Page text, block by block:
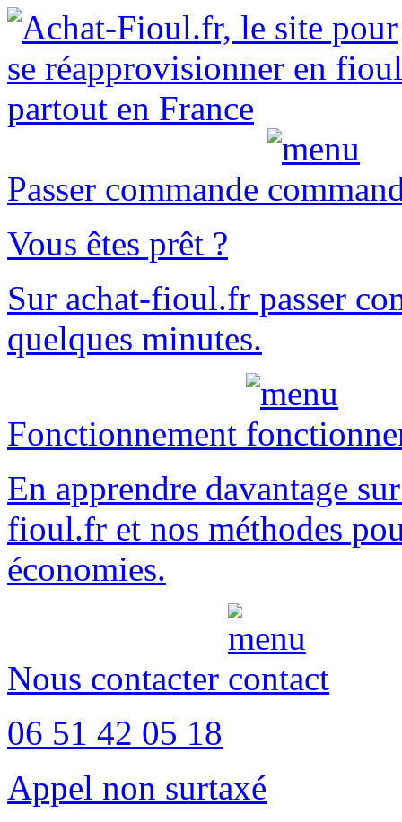
Passer commande
Vous êtes prêt ?
Sur achat-fioul.fr passer
quelques minutes.
Fonctionnement
En apprendre davantage
fioul.fr et nos méthodes
économies.
Nous contacter
06 51 42 05 18
Appel non surtaxé